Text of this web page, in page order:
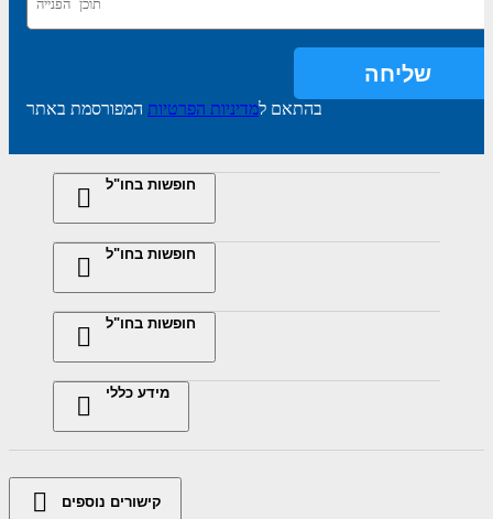
בהתאם למדיניות הפרטיות המפורסמת באתר
חופשות בחו"ל
חופשות בחו"ל
חופשות בחו"ל
מידע כללי
קישורים נוספים